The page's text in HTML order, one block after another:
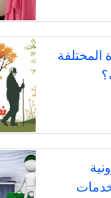
المختلفة